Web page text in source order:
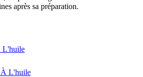
après sa préparation.
L'huile
À L'huile